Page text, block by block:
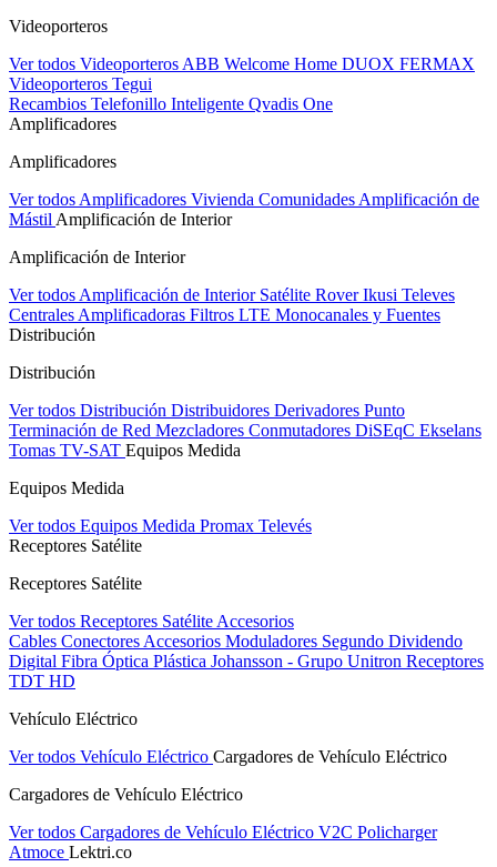
Videoporteros
Ver todos Videoporteros ABB Welcome Home DUOX FERMAX
Videoporteros Tegui
Recambios Telefonillo Inteligente Qvadis One
Amplificadores
Amplificadores
Ver todos Amplificadores Vivienda Comunidades Amplificación de
Mástil Amplificación de Interior
Amplificación de Interior
Ver todos Amplificación de Interior Satélite RoverIkusi Televes
Centrales Amplificadoras Filtros LTE Monocanales y Fuentes
Distribución
Distribución
Ver todos Distribución Distribuidores Derivadores Punto
Terminación de Red Mezcladores Conmutadores DiSEqC Ekselans
Tomas TV-SAT Equipos Medida
Equipos Medida
Ver todos Equipos Medida Promax Televés
Receptores Satélite
Receptores Satélite
Ver todos Receptores Satélite Accesorios
Cables Conectores Accesorios Moduladores Segundo Dividendo
Digital Fibra Óptica Plástica Johansson - Grupo Unitron Receptores
TDT HD
Vehículo Eléctrico
Ver todos Vehículo Eléctrico Cargadores de Vehículo Eléctrico
Cargadores de Vehículo Eléctrico
Ver todos Cargadores de Vehículo Eléctrico V2C Policharger
Atmoce Lektri.co